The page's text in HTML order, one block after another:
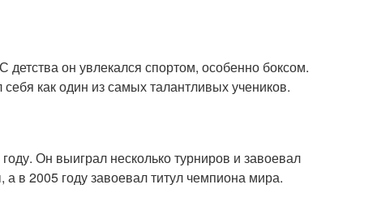
он увлекался спортом, особенно боксом.
как один из самых талантливых учеников.
Он выиграл несколько турниров и завоевал
в 2005 году завоевал титул чемпиона мира.